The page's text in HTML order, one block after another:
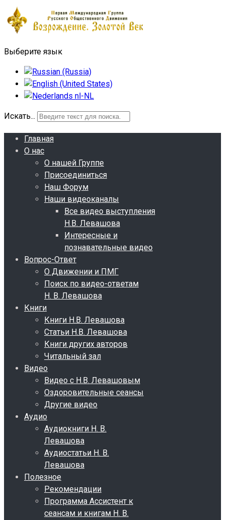
Выберите язык
Искать...
Главная
О нас
О нашей Группе
Присоединиться
Наш Форум
Наши видеоканалы
Все видео выступления
Н.В. Левашова
Интересные и
познавательные видео
Вопрос-Ответ
О Движении и ПМГ
Поиск по видео-ответам
Н. В. Левашова
Книги
Книги Н.В. Левашова
Статьи Н.В. Левашова
Книги других авторов
Читальный зал
Видео
Видео с Н.В. Левашовым
Оздоровительные сеансы
Другие видео
Аудио
Аудиокниги Н. В.
Левашова
Аудиостатьи Н. В.
Левашова
Полезное
Рекомендации
Программа Ассистент к
сеансам и книгам Н. В.